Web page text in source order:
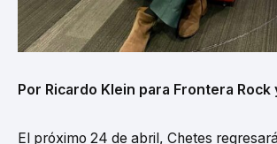
Por Ricardo Klein para Frontera Rock
El próximo 24 de abril, Chetes